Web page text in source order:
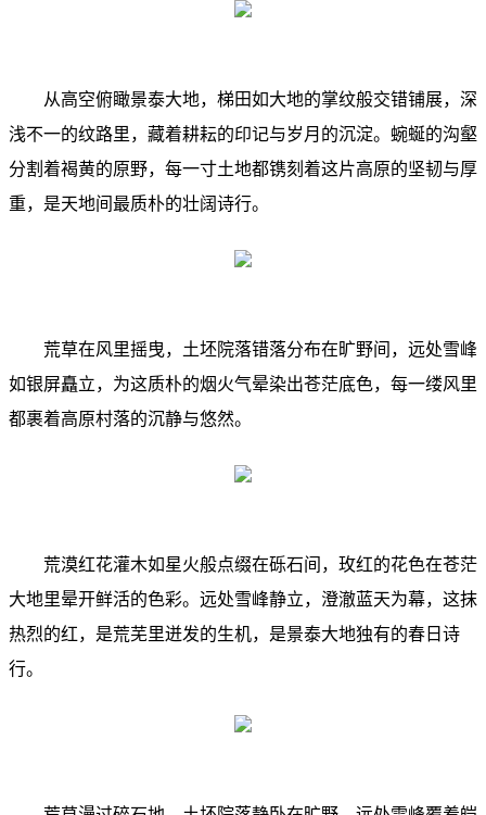
从高空俯瞰景泰大地，梯田如大地的掌纹般交错铺展，深
浅不一的纹路里，藏着耕耘的印记与岁月的沉淀。蜿蜒的沟壑
分割着褐黄的原野，每一寸土地都镌刻着这片高原的坚韧与厚
重，是天地间最质朴的壮阔诗行。
荒草在风里摇曳，土坯院落错落分布在旷野间，远处雪峰
如银屏矗立，为这质朴的烟火气晕染出苍茫底色，每一缕风里
都裹着高原村落的沉静与悠然。
荒漠红花灌木如星火般点缀在砾石间，玫红的花色在苍茫
大地里晕开鲜活的色彩。远处雪峰静立，澄澈蓝天为幕，这抹
热烈的红，是荒芜里迸发的生机，是景泰大地独有的春日诗
行。